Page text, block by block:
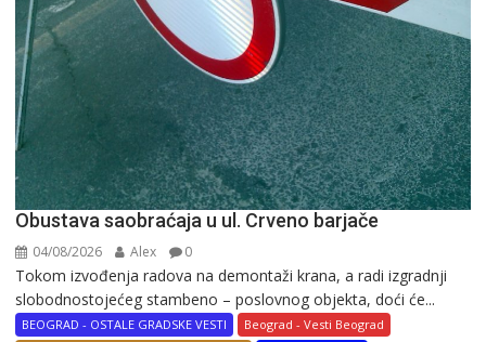
Obustava saobraćaja u ul. Crveno barjače
04/08/2026 Alex 0
Tokom izvođenja radova na demontaži krana, a radi izgradnji
slobodnostojećeg stambeno – poslovnog objekta, doći će...
BEOGRAD - OSTALE GRADSKE VESTI
Beograd - Vesti Beograd